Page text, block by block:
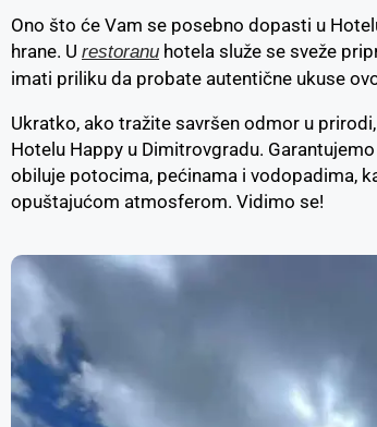
Ono što će Vam se posebno dopasti u
hrane. U restoranu hotela služe se sveže
imati priliku da probate autentične ukuse
Ukratko, ako tražite savršen odmor u
Hotelu Happy u Dimitrovgradu.
obiluje potocima, pećinama i vodopadima,
opuštajućom atmosferom. Vidimo se!